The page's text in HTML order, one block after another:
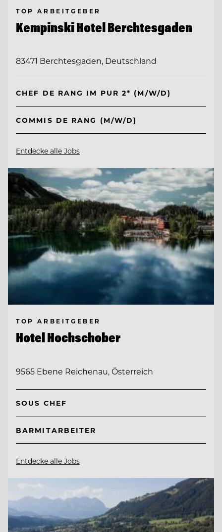
TOP ARBEITGEBER
Kempinski Hotel Berchtesgaden
83471 Berchtesgaden, Deutschland
CHEF DE RANG IM PUR 2* (M/W/D)
COMMIS DE RANG (M/W/D)
Entdecke alle Jobs
TOP ARBEITGEBER
Hotel Hochschober
9565 Ebene Reichenau, Österreich
SOUS CHEF
BARMITARBEITER
Entdecke alle Jobs